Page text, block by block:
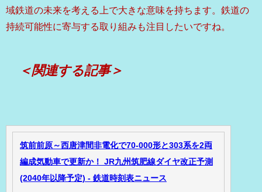
域鉄道の未来を考える上で大きな意味を持ちます。鉄道の
持続可能性に寄与する取り組みも注目したいですね。
＜関連する記事＞
筑前前原～西唐津間非電化で70-000形と303系を2両
編成気動車で更新か！ JR九州筑肥線ダイヤ改正予測
(2040年以降予定) - 鉄道時刻表ニュース